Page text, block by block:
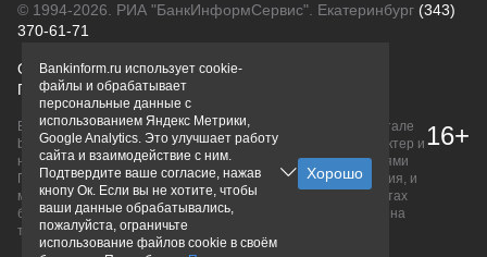
© 1994-2026. РИА "БанкИнформСервис". Екатеринбург (343)
370-61-71
О проектеПолитика конфиденциальности
Правовая информацияДля рекламодателей
Вся информация о продуктах банков, размещенная на портале
bankinform.ru, носит исключительно ознакомительный характер и
не является публичной офертой, определяемой положениями
ГК РФ. Информация не содержит точного и полного описания, и
может быть изменена. Конечные условия уточняйте на сайтах
банков или при личном обращении. Исключительное право на
товарные знаки принадлежит их правообладателям.
16+
Bankinform.ru использует cookie-
файлы и обрабатывает
персональные данные с
использованием Яндекс Метрики,
Google Analytics. Это улучшает работу
сайта и взаимодействие с ним.
Подтвердите ваше согласие, нажав
кнопу Ок. Если вы не хотите, чтобы
ваши данные обрабатывались,
пожалуйста, ограничьте
использование файлов cookie в своём